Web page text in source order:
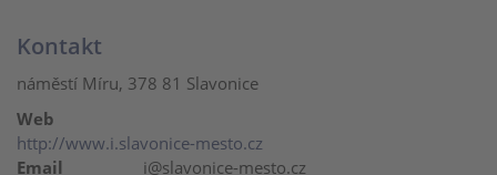
Kontakt
náměstí Míru, 378 81 Slavonice
Web
http://www.i.slavonice-mesto.cz
Email
i@slavonice-mesto.cz